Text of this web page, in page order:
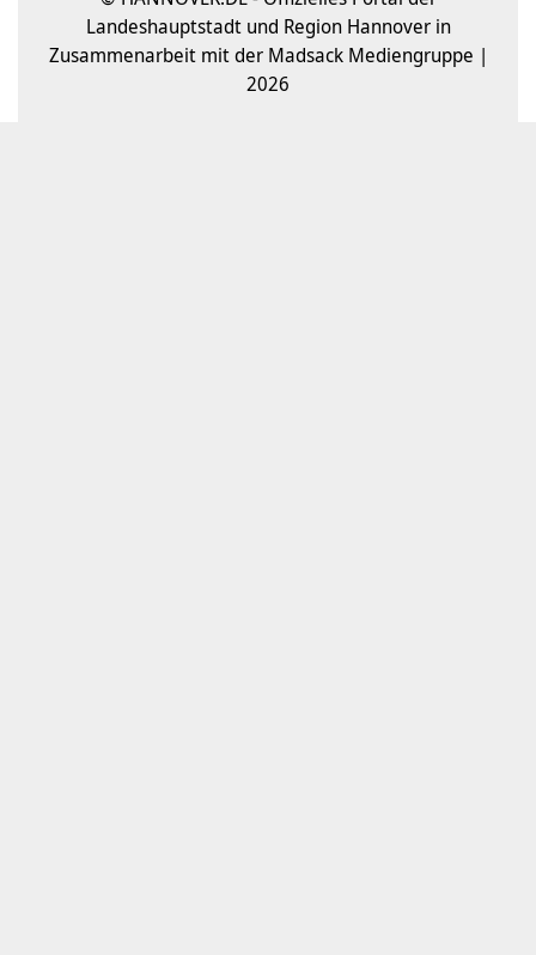
Landeshauptstadt und Region Hannover in
Zusammenarbeit mit der Madsack Mediengruppe |
2026